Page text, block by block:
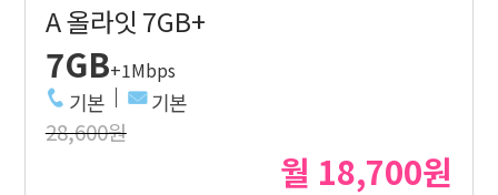
A 올라잇 7GB+
7GB+1Mbps
기본 기본
28,600원
월 18,700원